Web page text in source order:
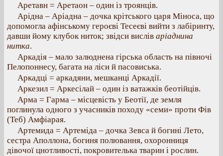
Аретавн = Аретаон – один із троянців.
Арідна – Аріадна – дочка крітського царя Міноса, що
допомогла афінському героєві Тесеєві вийти з лабіринту,
давши йому клубок ниток; звідси вислів аріаднина
нитка.
Аркадія – мало залюднена гірська область на півночі
Пелопоннесу, багата на ліси й пасовиська.
Аркадці = аркадяни, мешканці Аркадії.
Аркезил = Аркесілай – один із ватажків беотійців.
Арма = Гарма – місцевість у Беотії, де земля
поглинула одного з учасників походу «семи» проти Фів
(Теб) Амфіарая.
Артемида = Артеміда – дочка Зевса й богині Лето,
сестра Аполлона, богиня полювання, охоронниця
дівочої цнотливості, покровителька тварин і рослин.